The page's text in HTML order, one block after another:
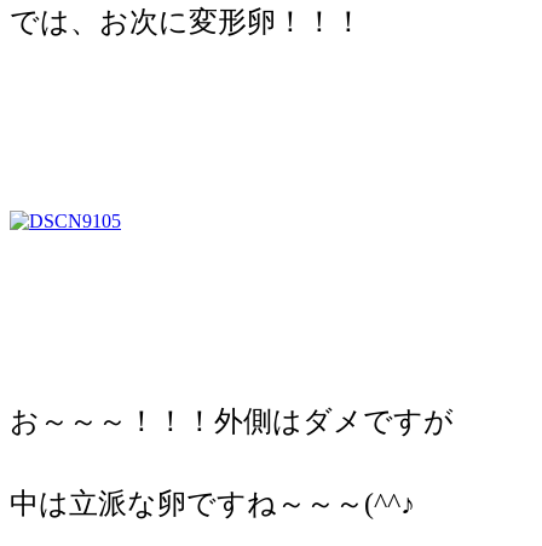
では、お次に変形卵！！！
お～～～！！！外側はダメですが
中は立派な卵ですね～～～(^^♪